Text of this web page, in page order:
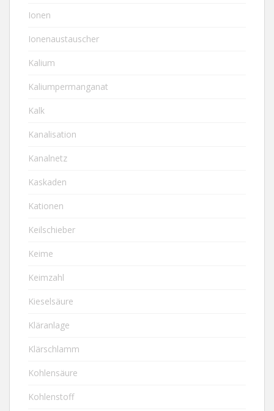
Ionen
Ionenaustauscher
Kalium
Kaliumpermanganat
Kalk
Kanalisation
Kanalnetz
Kaskaden
Kationen
Keilschieber
Keime
Keimzahl
Kieselsäure
Kläranlage
Klärschlamm
Kohlensäure
Kohlenstoff